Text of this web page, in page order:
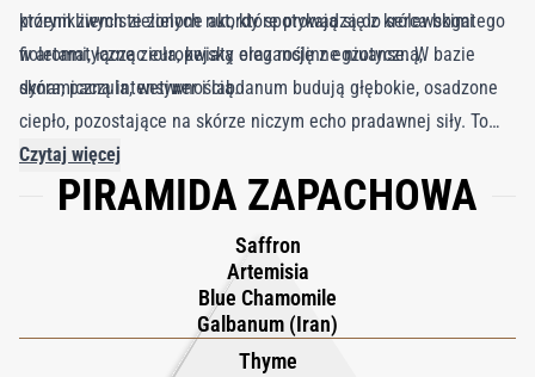
którym ziemiste zielone akordy spotykają się z królewskimi
fioletami, łącząc europejską elegancję z egzotyczną,
dynamiczną intensywnością.
przenikliwych zielonych nut, które prowadzą do serca bogatego
w aromatyczne zioła, kwiaty oraz roślinne niuanse. W bazie
skóra, paczula, wetiwer i labdanum budują głębokie, osadzone
ciepło, pozostające na skórze niczym echo pradawnej siły. To
perfumy pełne kontrastów surowe, a zarazem eleganckie,
instynktowne, lecz dopracowane YSAYO jest esencją
Czytaj więcej
PIRAMIDA ZAPACHOWA
Saffron
Artemisia
Blue Chamomile
Galbanum (Iran)
Thyme